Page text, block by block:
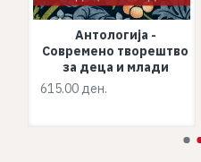
Антологија -
Современо творештво
за деца и млади
615.00 ден.